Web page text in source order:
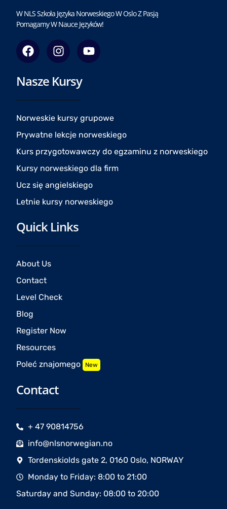
W NLS Szkoła Języka Norweskiego W Oslo Z Pasją
Pomagamy W Nauce Języków!
F
a
c
e
o
o
I
n
s
t
g
r
a
m
Y
o
u
e
Nasze Kursy
Norweskie kursy grupowe
Prywatne lekcje norweskiego
Kurs przygotowawczy do egzaminu z norweskiego
Kursy norweskiego dla firm
Ucz się angielskiego
Letnie kursy norweskiego
Quick Links
About Us
Contact
Level Check
Blog
Register Now
Resources
Poleć znajomego New
Contact
+ 47 90814756
info@nlsnorwegian.no
Tordenskiolds gate 2, 0160 Oslo, NORWAY
Monday to Friday: 8:00 to 21:00
Saturday and Sunday: 08:00 to 20:00